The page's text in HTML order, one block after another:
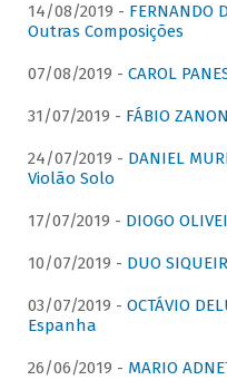
14/08/2019 - FERNANDO
Outras Composições
07/08/2019 - CAROL
31/07/2019 - FÁBIO
24/07/2019 - DANIEL
Violão Solo
17/07/2019 - DIOGO
10/07/2019 - DUO
03/07/2019 - OCTÁVIO
Espanha
26/06/2019 - MARIO